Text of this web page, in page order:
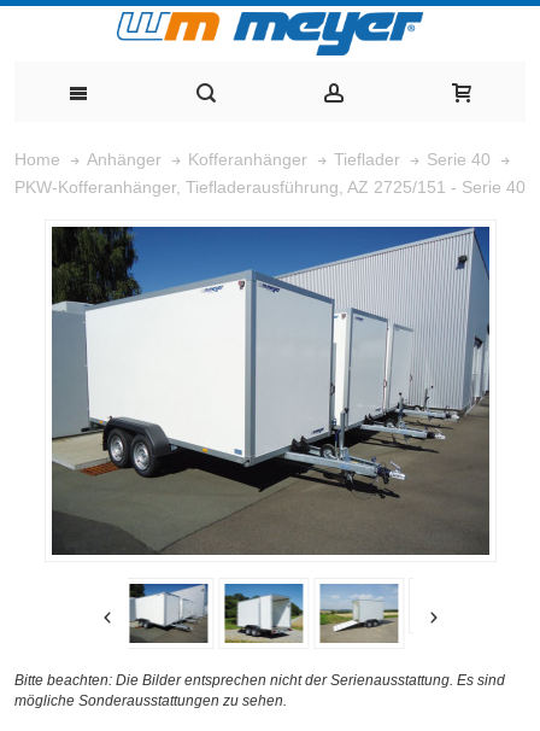
Home Anhänger Kofferanhänger Tieflader
Serie 40
PKW-Kofferanhänger, Tiefladerausführung, AZ 2725/151 - Serie 40
Bitte beachten: Die Bilder entsprechen nicht der Serienausstattung. Es sind
mögliche Sonderausstattungen zu sehen.